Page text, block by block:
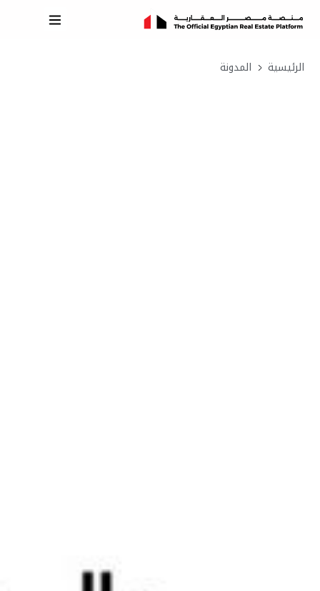
الرئيسية المدونة